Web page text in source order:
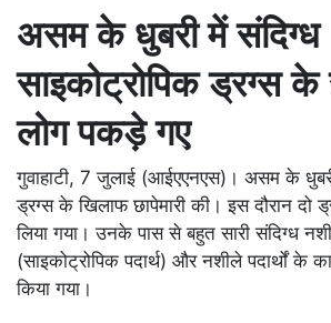
असम के धुबरी में संदिग्ध
साइकोट्रोपिक ड्रग्स के
लोग पकड़े गए
गुवाहाटी, 7 जुलाई (आईएएनएस)। असम के
ड्रग्स के खिलाफ छापेमारी की। इस दौरान दो
लिया गया। उनके पास से बहुत सारी संदिग्ध
(साइकोट्रोपिक पदार्थ) और नशीले पदार्थों के
किया गया।